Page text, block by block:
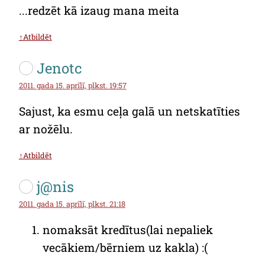
...redzēt kā izaug mana meita
↑Atbildēt
Jenotc
2011. gada 15. aprīlī, plkst. 19:57
Sajust, ka esmu ceļa galā un netskatīties
ar nožēlu.
↑Atbildēt
j@nis
2011. gada 15. aprīlī, plkst. 21:18
nomaksāt kredītus(lai nepaliek
vecākiem/bērniem uz kakla) :(